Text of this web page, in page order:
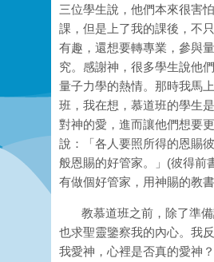
三位學生說，他們本來很害
課，但是上了我的課後，不
有趣，還想要轉專業，參與
究。感謝神，很多學生說他
量子力學的熱情。那時我馬
班，我在想，慕道班的學生
對神的愛，進而讓他們想要
說：「各人要照所得的恩賜
般恩賜的好管家。」(彼得前
有做個好管家，用神賜的教
教慕道班之前，除了準備
也求聖靈鑒察我的內心。我
我愛神，心裡是否真的愛神